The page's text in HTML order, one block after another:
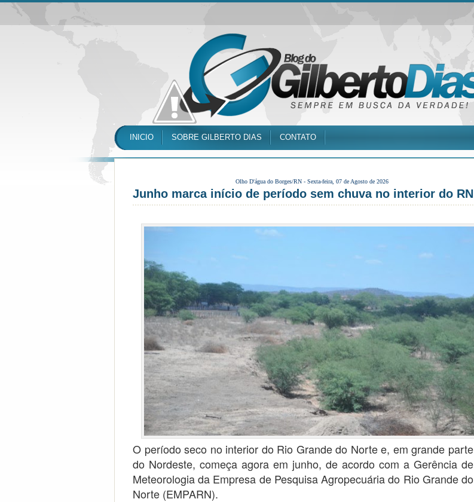
INICIO SOBRE GILBERTO DIAS CONTATO
Olho D'água do Borges/RN - Sexta-feira, 07 de Agosto de 2026
Junho marca início de período sem chuva no interior do RN
O período seco no interior do Rio Grande do Norte e, em grande parte
do Nordeste, começa agora em junho, de acordo com a Gerência de
Meteorologia da Empresa de Pesquisa Agropecuária do Rio Grande do
Norte (EMPARN).